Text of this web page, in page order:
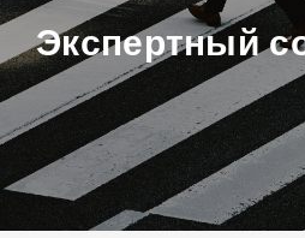
Экспертный